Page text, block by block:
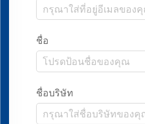
ชื่อ
ชื่อบริษัท